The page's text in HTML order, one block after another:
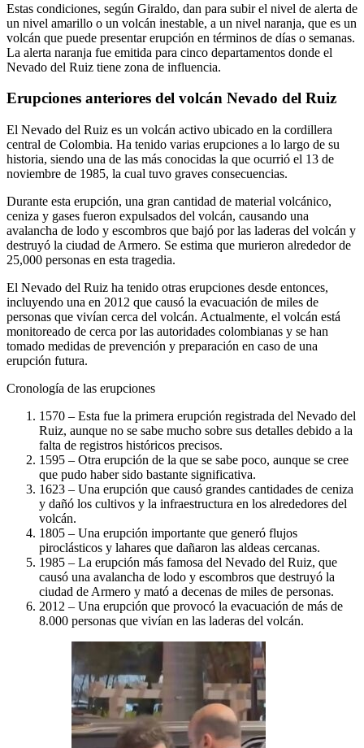
Estas condiciones, según Giraldo, dan para subir el nivel de alerta de
un nivel amarillo o un volcán inestable, a un nivel naranja, que es un
volcán que puede presentar erupción en términos de días o semanas.
La alerta naranja fue emitida para cinco departamentos donde el
Nevado del Ruiz tiene zona de influencia.
Erupciones anteriores del volcán Nevado del Ruiz
El Nevado del Ruiz es un volcán activo ubicado en la cordillera
central de Colombia. Ha tenido varias erupciones a lo largo de su
historia, siendo una de las más conocidas la que ocurrió el 13 de
noviembre de 1985, la cual tuvo graves consecuencias.
Durante esta erupción, una gran cantidad de material volcánico,
ceniza y gases fueron expulsados del volcán, causando una
avalancha de lodo y escombros que bajó por las laderas del volcán y
destruyó la ciudad de Armero. Se estima que murieron alrededor de
25,000 personas en esta tragedia.
El Nevado del Ruiz ha tenido otras erupciones desde entonces,
incluyendo una en 2012 que causó la evacuación de miles de
personas que vivían cerca del volcán. Actualmente, el volcán está
monitoreado de cerca por las autoridades colombianas y se han
tomado medidas de prevención y preparación en caso de una
erupción futura.
Cronología de las erupciones
1570 – Esta fue la primera erupción registrada del Nevado del
Ruiz, aunque no se sabe mucho sobre sus detalles debido a la
falta de registros históricos precisos.
1595 – Otra erupción de la que se sabe poco, aunque se cree
que pudo haber sido bastante significativa.
1623 – Una erupción que causó grandes cantidades de ceniza
y dañó los cultivos y la infraestructura en los alrededores del
volcán.
1805 – Una erupción importante que generó flujos
piroclásticos y lahares que dañaron las aldeas cercanas.
1985 – La erupción más famosa del Nevado del Ruiz, que
causó una avalancha de lodo y escombros que destruyó la
ciudad de Armero y mató a decenas de miles de personas.
2012 – Una erupción que provocó la evacuación de más de
8.000 personas que vivían en las laderas del volcán.